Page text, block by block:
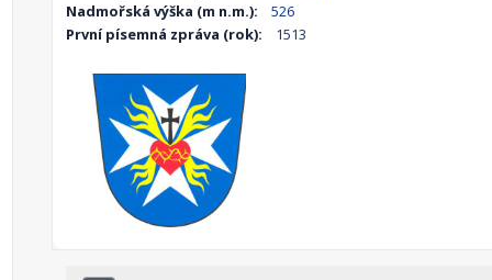
Nadmořská výška (m n.m.):
526
První písemná zpráva (rok):
1513